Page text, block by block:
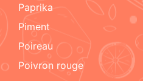
paprika
piment
poireau
poivron rouge